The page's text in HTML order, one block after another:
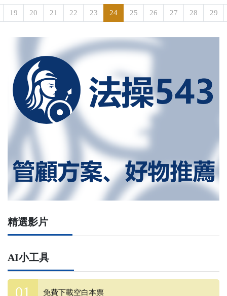
19 20 21 22 23 24 25 26 27 28 29
精選影片
AI小工具
免費下載空白本票